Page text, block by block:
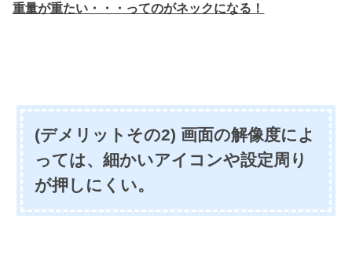
重量が重たい・・・ってのがネックになる！
(デメリットその2) 画面の解像度によ
っては、細かいアイコンや設定周り
が押しにくい。